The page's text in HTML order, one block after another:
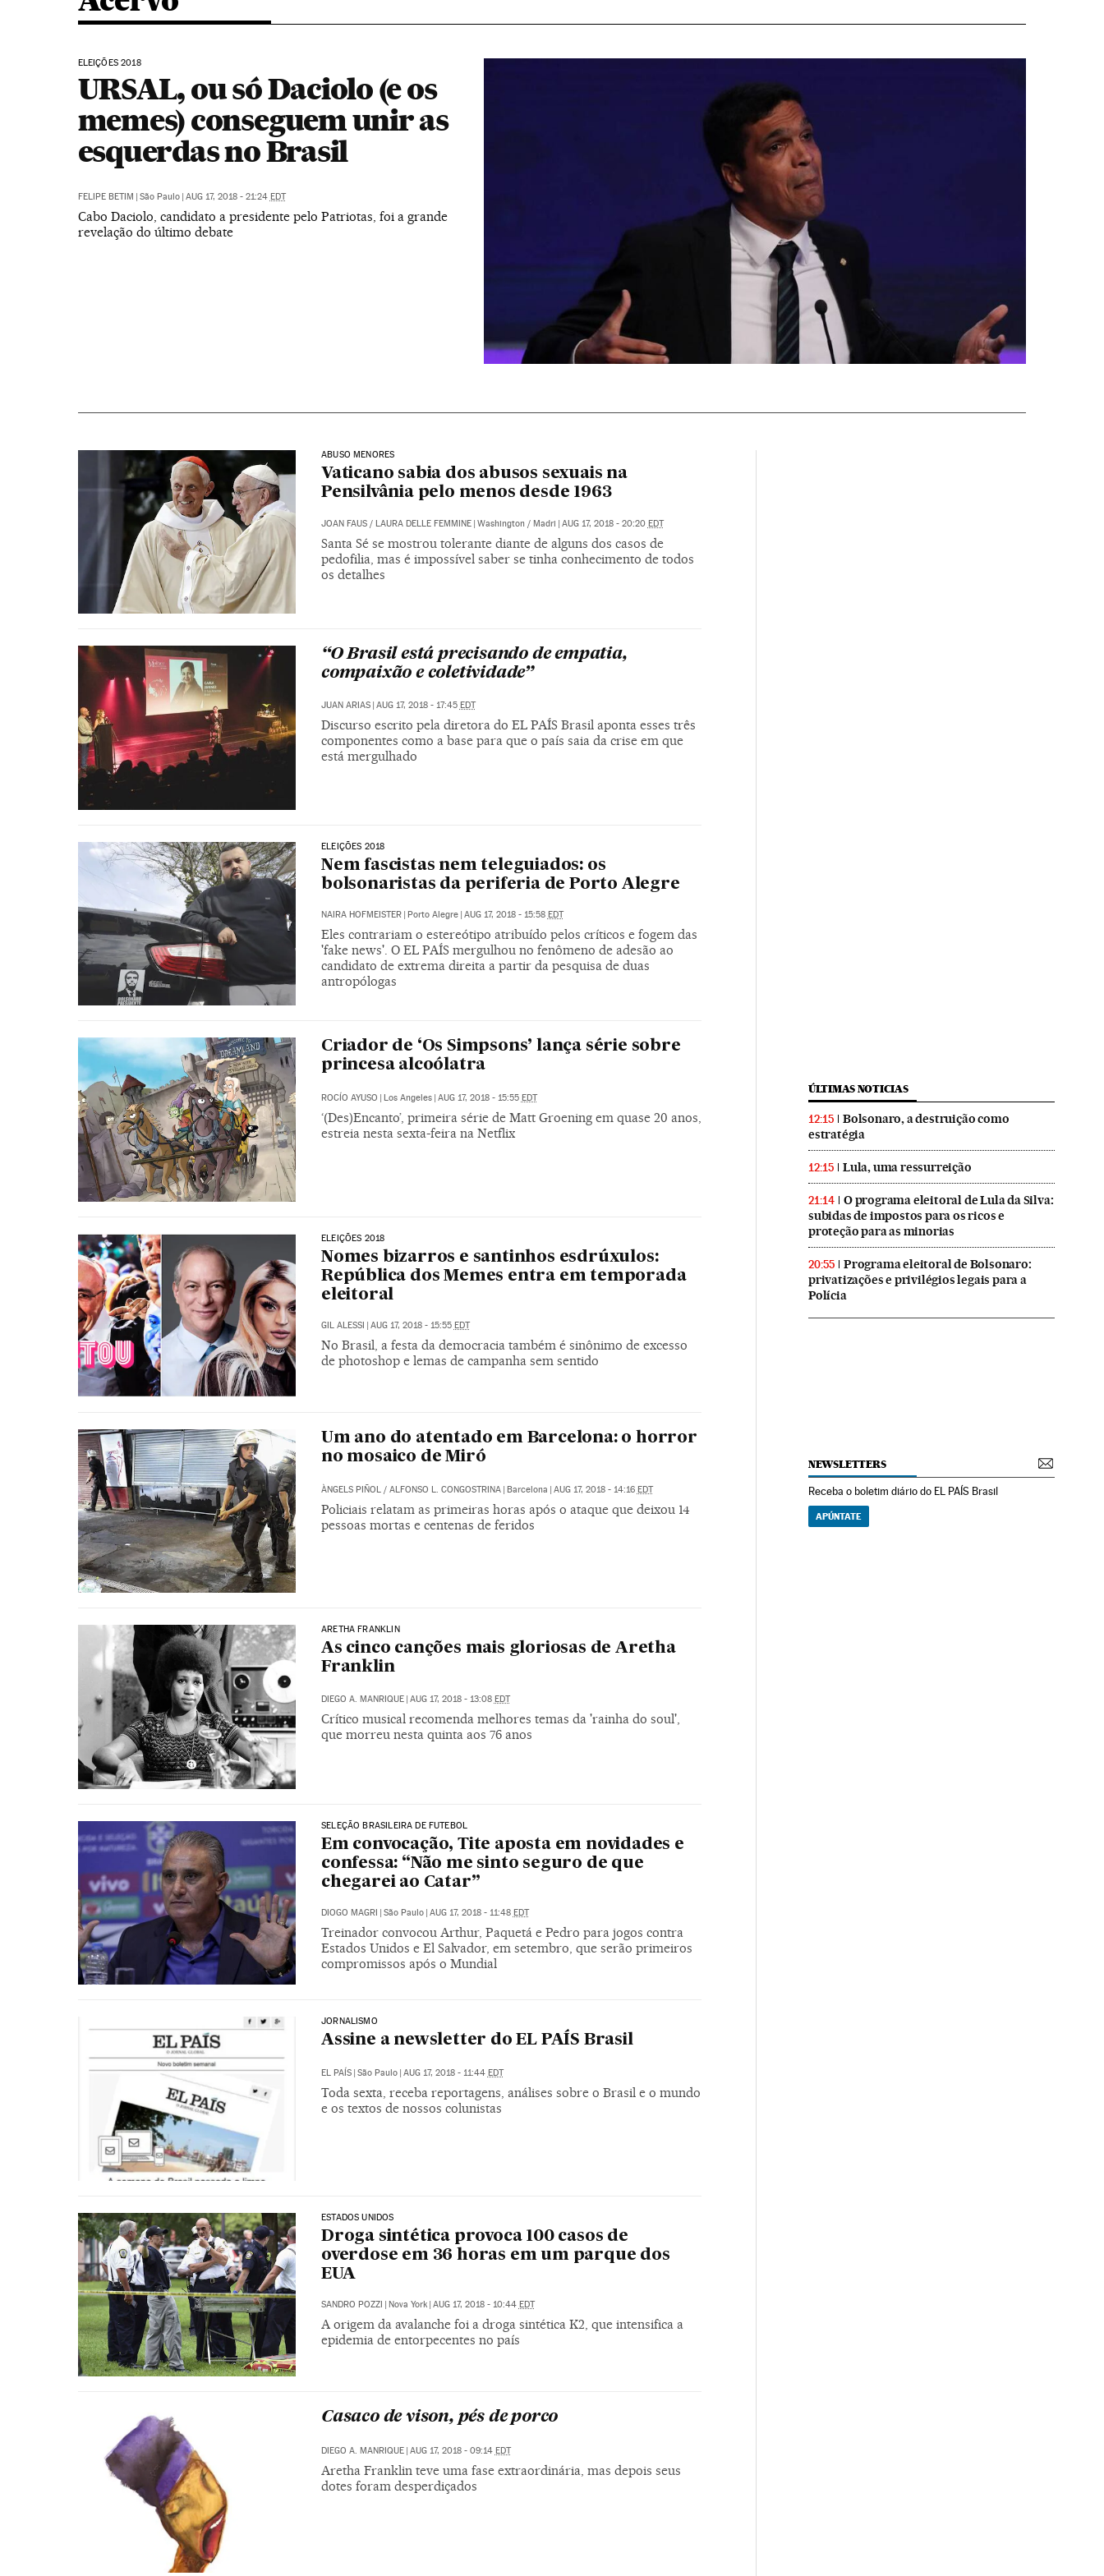
ELEIÇÕES 2018
URSAL, ou só Daciolo (e os
memes) conseguem unir as
esquerdas no Brasil
FELIPE BETIM | São Paulo | AUG 17, 2018 - 21:24 EDT
Cabo Daciolo, candidato a presidente pelo Patriotas, foi a grande
revelação do último debate
ABUSO MENORES
Vaticano sabia dos abusos sexuais na
Pensilvânia pelo menos desde 1963
JOAN FAUS/ LAURA DELLE FEMMINE | Washington / Madri | AUG 17, 2018 - 20:20 EDT
Santa Sé se mostrou tolerante diante de alguns dos casos de
pedofilia, mas é impossível saber se tinha conhecimento de todos
os detalhes
“O Brasil está precisando de empatia,
compaixão e coletividade”
JUAN ARIAS AUG 17, 2018 - 17:45 EDT
Discurso escrito pela diretora do EL PAÍS Brasil aponta esses três
componentes como a base para que o país saia da crise em que
está mergulhado
ELEIÇÕES 2018
Nem fascistas nem teleguiados: os
bolsonaristas da periferia de Porto Alegre
NAIRA HOFMEISTER | Porto Alegre | AUG 17, 2018 - 15:58 EDT
Eles contrariam o estereótipo atribuído pelos críticos e fogem das
'fake news'. O EL PAÍS mergulhou no fenômeno de adesão ao
candidato de extrema direita a partir da pesquisa de duas
antropólogas
Criador de ‘Os Simpsons’ lança série sobre
princesa alcoólatra
ROCÍO AYUSO | Los Angeles | AUG 17, 2018 - 15:55 EDT
‘(Des)Encanto’, primeira série de Matt Groening em quase 20 anos,
estreia nesta sexta-feira na Netflix
ELEIÇÕES 2018
Nomes bizarros e santinhos esdrúxulos:
República dos Memes entra em temporada
eleitoral
GIL ALESSI AUG 17, 2018 - 15:55 EDT
No Brasil, a festa da democracia também é sinônimo de excesso
de photoshop e lemas de campanha sem sentido
Um ano do atentado em Barcelona: o horror
no mosaico de Miró
ÀNGELS PIÑOL/ ALFONSO L. CONGOSTRINA | Barcelona | AUG 17, 2018 - 14:16 EDT
Policiais relatam as primeiras horas após o ataque que deixou 14
pessoas mortas e centenas de feridos
ARETHA FRANKLIN
As cinco canções mais gloriosas de Aretha
Franklin
DIEGO A. MANRIQUE AUG 17, 2018 - 13:08 EDT
Crítico musical recomenda melhores temas da 'rainha do soul',
que morreu nesta quinta aos 76 anos
SELEÇÃO BRASILEIRA DE FUTEBOL
Em convocação, Tite aposta em novidades e
confessa: “Não me sinto seguro de que
chegarei ao Catar”
DIOGO MAGRI | São Paulo | AUG 17, 2018 - 11:48 EDT
Treinador convocou Arthur, Paquetá e Pedro para jogos contra
Estados Unidos e El Salvador, em setembro, que serão primeiros
compromissos após o Mundial
JORNALISMO
Assine a newsletter do EL PAÍS Brasil
EL PAÍS São Paulo AUG 17, 2018 - 11:44 EDT
Toda sexta, receba reportagens, análises sobre o Brasil e o mundo
e os textos de nossos colunistas
ESTADOS UNIDOS
Droga sintética provoca 100 casos de
overdose em 36 horas em um parque dos
EUA
SANDRO POZZI Nova York AUG 17, 2018 - 10:44 EDT
A origem da avalanche foi a droga sintética K2, que intensifica a
epidemia de entorpecentes no país
Casaco de vison, pés de porco
DIEGO A. MANRIQUE | AUG 17, 2018 - 09:14 EDT
Aretha Franklin teve uma fase extraordinária, mas depois seus
dotes foram desperdiçados
ÚLTIMAS NOTICIAS
12:15
Bolsonaro, a destruição como
estratégia
12:15 Lula, uma ressurreição
21:14
O programa eleitoral de Lula da Silva:
subidas de impostos para os ricos e
proteção para as minorias
20:55
Programa eleitoral de Bolsonaro:
privatizações e privilégios legais para a
Polícia
NEWSLETTERS
Receba o boletim diário do EL PAÍS Brasil
APÚNTATE